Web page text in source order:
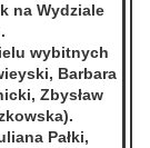
na Wydziale
wybitnych
Barbara
Zbysław
Pałki,